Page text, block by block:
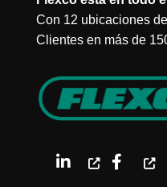
Con 12 ubicaciones
Clientes en más de